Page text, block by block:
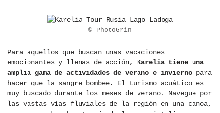
© PhotoGrin
Para aquellos que buscan unas vacaciones
emocionantes y llenas de acción, Karelia tiene una
amplia gama de actividades de verano e invierno para
hacer que la sangre bombee. El turismo acuático es
muy buscado durante los meses de verano. Navegue por
las vastas vías fluviales de la región en una canoa,